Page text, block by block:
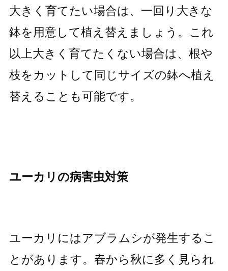
大きく育てたい場合は、一回り大きな
鉢を用意して植え替えましょう。これ
以上大きく育てたくない場合は、根や
枝をカットして同じサイズの鉢へ植え
替えることも可能です。
ユーカリの病害虫対策
ユーカリにはアブラムシが発生するこ
とがあります。春から秋に多く見られ